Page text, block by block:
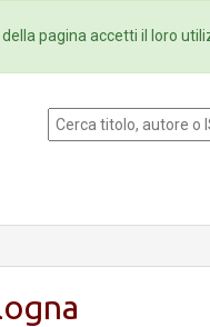
Newsletter
pagina accetti il loro